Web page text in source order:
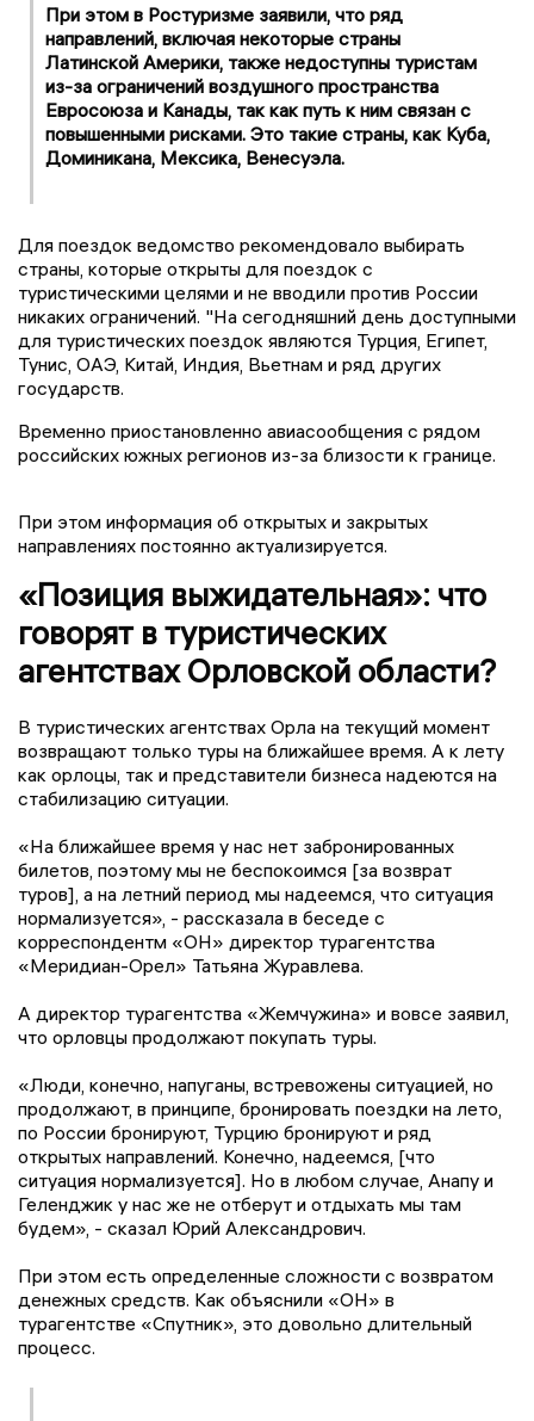
При этом в Ростуризме заявили, что ряд
направлений, включая некоторые страны
Латинской Америки, также недоступны туристам
из-за ограничений воздушного пространства
Евросоюза и Канады, так как путь к ним связан с
повышенными рисками. Это такие страны, как Куба,
Доминикана, Мексика, Венесуэла.
Для поездок ведомство рекомендовало выбирать
страны, которые открыты для поездок с
туристическими целями и не вводили против России
никаких ограничений. "На сегодняшний день доступными
для туристических поездок являются Турция, Египет,
Тунис, ОАЭ, Китай, Индия, Вьетнам и ряд других
государств.
Временно приостановленно авиасообщения с рядом
российских южных регионов из-за близости к границе.
При этом информация об открытых и закрытых
направлениях постоянно актуализируется.
«Позиция выжидательная»: что
говорят в туристических
агентствах Орловской области?
В туристических агентствах Орла на текущий момент
возвращают только туры на ближайшее время. А к лету
как орлоцы, так и представители бизнеса надеются на
стабилизацию ситуации.
«На ближайшее время у нас нет забронированных
билетов, поэтому мы не беспокоимся [за возврат
туров], а на летний период мы надеемся, что ситуация
нормализуется», - рассказала в беседе с
корреспондентм «ОН» директор турагентства
«Меридиан-Орел» Татьяна Журавлева.
А директор турагентства «Жемчужина» и вовсе заявил,
что орловцы продолжают покупать туры.
«Люди, конечно, напуганы, встревожены ситуацией, но
продолжают, в принципе, бронировать поездки на лето,
по России бронируют, Турцию бронируют и ряд
открытых направлений. Конечно, надеемся, [что
ситуация нормализуется]. Но в любом случае, Анапу и
Геленджик у нас же не отберут и отдыхать мы там
будем», - сказал Юрий Александрович.
При этом есть определенные сложности с возвратом
денежных средств. Как объяснили «ОН» в
турагентстве «Спутник», это довольно длительный
процесс.